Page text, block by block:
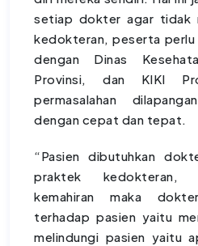
setiap dokter agar tidak
kedokteran, peserta perlu
dengan Dinas
Provinsi, dan KIKI
permasalahan
dengan cepat dan tepat.
“Pasien dibutuhkan
praktek kedokteran,
kemahiran maka
terhadap pasien yaitu
melindungi pasien yaitu